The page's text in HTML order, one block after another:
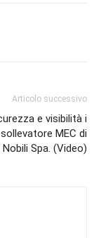
Articolo successivo
e visibilità i
MEC di
Nobili Spa. (Video)